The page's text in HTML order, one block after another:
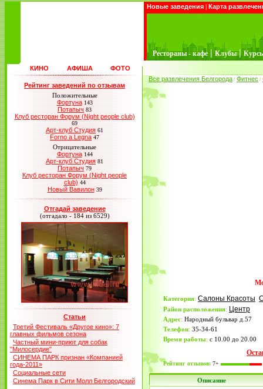
Новые заведения | Карта
Рестораны - кафе | Клубы |
КИНО АФИША ФОТО
Рейтинг заведений по отзывам
Положительные
Фортуна 143
Потапыч 83
Клуб ресторан Форум (Night people club)
69
Арт-клуб Студия 61
Forno a Legna 47
Отрицательные
Фортуна 144
Арт-клуб Студия 81
Потапыч 79
Клуб ресторан Форум (Night people
club) 44
Новый Вавилон 39
Отгадай заведение
(отгадало - 184 из 6529)
Статьи
Третий Фестиваль «Другое кино»: 7
главных фильмов сезона
Частный мини-приют для собак
"Милосердие"
СИНЕМА ПАРК признан «Компанией
года-2011»
Социальные сети
Синема Парк в Сити Молл Белгородский
Все развлечения Белгорода / Фитнес /
Категория: Салоны Красоты
Район расположения: Центр
Адрес: Народный бульвар д.57
Телефон: 35-34-61
Время работы: с 10.00 до 20.00
Рейтинг отзывов: 7+
Описание